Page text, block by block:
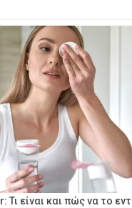
Τι είναι και πώς να το